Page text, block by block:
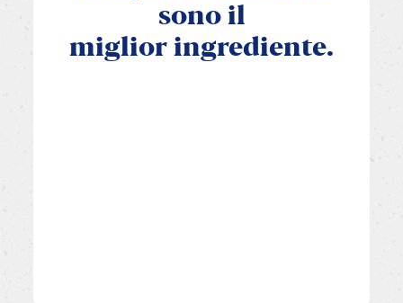
sono il
miglior ingrediente.